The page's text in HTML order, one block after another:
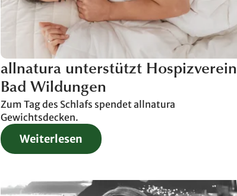
allnatura unterstützt Hospizverein
Bad Wildungen
Zum Tag des Schlafs spendet allnatura
Gewichtsdecken.
Weiterlesen